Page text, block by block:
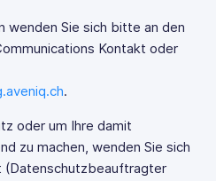
wenden Sie sich bitte an den
Kontakt oder
.
oder um Ihre damit
zu machen, wenden Sie sich
(Datenschutzbeauftragter